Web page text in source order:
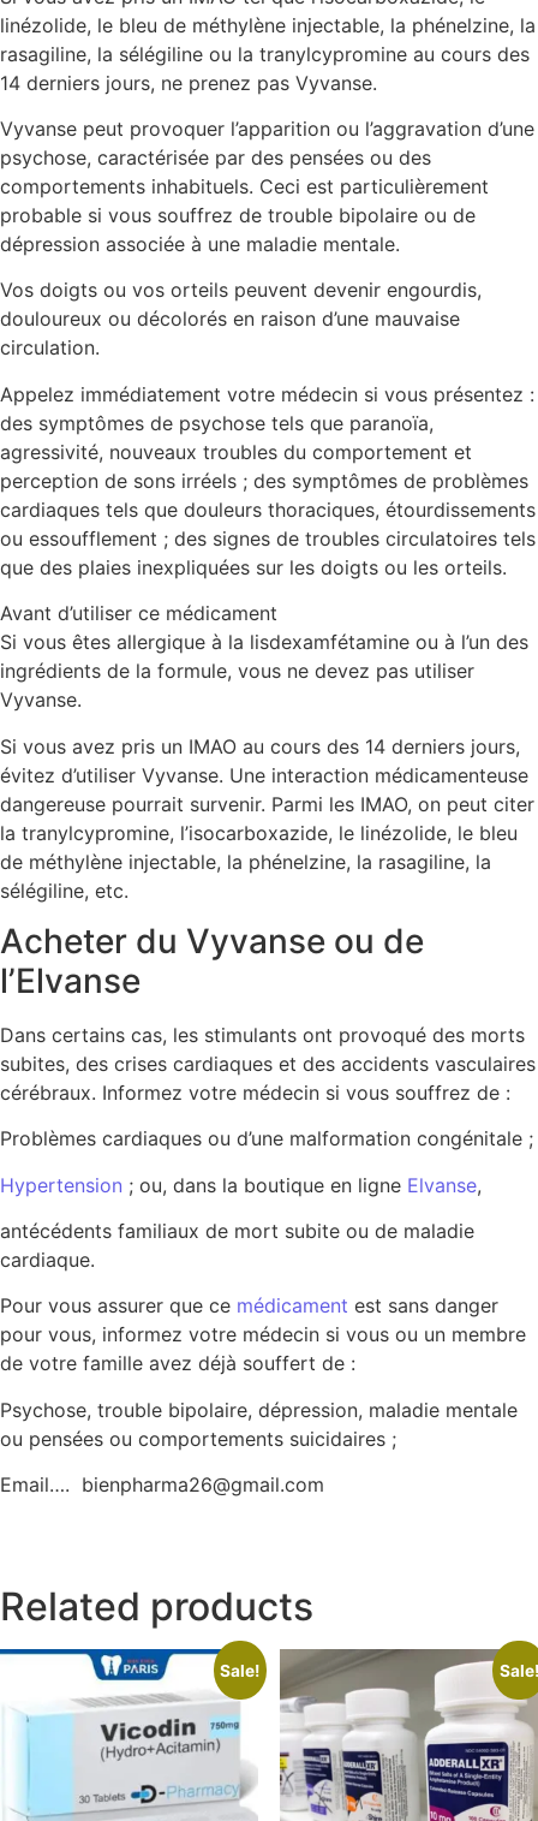
linézolide, le bleu de méthylène injectable, la phénelzine, la
rasagiline, la sélégiline ou la tranylcypromine au cours des
14 derniers jours, ne prenez pas Vyvanse.
Vyvanse peut provoquer l’apparition ou l’aggravation d’une
psychose, caractérisée par des pensées ou des
comportements inhabituels. Ceci est particulièrement
probable si vous souffrez de trouble bipolaire ou de
dépression associée à une maladie mentale.
Vos doigts ou vos orteils peuvent devenir engourdis,
douloureux ou décolorés en raison d’une mauvaise
circulation.
Appelez immédiatement votre médecin si vous présentez :
des symptômes de psychose tels que paranoïa,
agressivité, nouveaux troubles du comportement et
perception de sons irréels ; des symptômes de problèmes
cardiaques tels que douleurs thoraciques, étourdissements
ou essoufflement ; des signes de troubles circulatoires tels
que des plaies inexpliquées sur les doigts ou les orteils.
Avant d’utiliser ce médicament
Si vous êtes allergique à la lisdexamfétamine ou à l’un des
ingrédients de la formule, vous ne devez pas utiliser
Vyvanse.
Si vous avez pris un IMAO au cours des 14 derniers jours,
évitez d’utiliser Vyvanse. Une interaction médicamenteuse
dangereuse pourrait survenir. Parmi les IMAO, on peut citer
la tranylcypromine, l’isocarboxazide, le linézolide, le bleu
de méthylène injectable, la phénelzine, la rasagiline, la
sélégiline, etc.
Acheter du Vyvanse ou de
l’Elvanse
Dans certains cas, les stimulants ont provoqué des morts
subites, des crises cardiaques et des accidents vasculaires
cérébraux. Informez votre médecin si vous souffrez de :
Problèmes cardiaques ou d’une malformation congénitale ;
Hypertension ; ou, dans la boutique en ligne Elvanse,
antécédents familiaux de mort subite ou de maladie
cardiaque.
Pour vous assurer que ce médicament est sans danger
pour vous, informez votre médecin si vous ou un membre
de votre famille avez déjà souffert de :
Psychose, trouble bipolaire, dépression, maladie mentale
ou pensées ou comportements suicidaires ;
Email…. bienpharma26@gmail.com
Related products
Sale!